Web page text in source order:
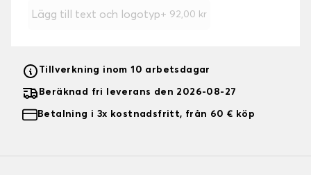
Lägg till text och logotyp+ 92,00 kr
Tillverkning inom 10 arbetsdagar
Beräknad fri leverans den 2026-08-27
Betalning i 3x kostnadsfritt, från 60 € köp